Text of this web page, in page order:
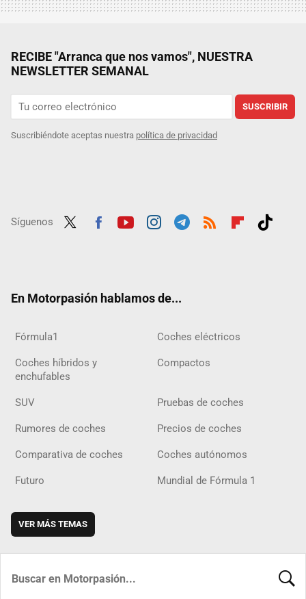
RECIBE "Arranca que nos vamos", NUESTRA
NEWSLETTER SEMANAL
SUSCRIBIR
Suscribiéndote aceptas nuestra política de privacidad
Síguenos
En Motorpasión hablamos de...
Fórmula1 Coches eléctricos
Coches híbridos y
enchufables
Compactos
SUV Pruebas de coches
Rumores de coches Precios de coches
Comparativa de coches Coches autónomos
Futuro Mundial de Fórmula 1
VER MÁS TEMAS